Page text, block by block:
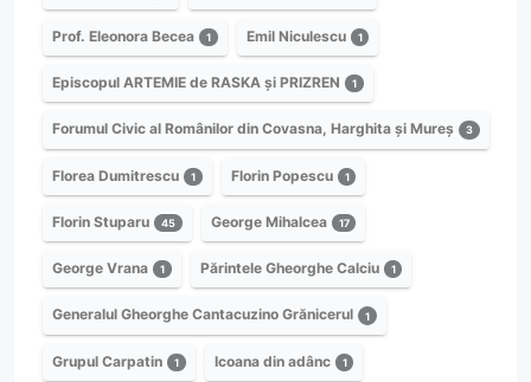
Prof. Eleonora Becea 1 Emil Niculescu 1
Episcopul ARTEMIE de RASKA și PRIZREN 1
Forumul Civic al Românilor din Covasna, Harghita și Mureș 3
Florea Dumitrescu 1 Florin Popescu 1
Florin Stuparu 45 George Mihalcea 17
George Vrana 1 Părintele Gheorghe Calciu 1
Generalul Gheorghe Cantacuzino Grănicerul 1
Grupul Carpatin 1 Icoana din adânc 1